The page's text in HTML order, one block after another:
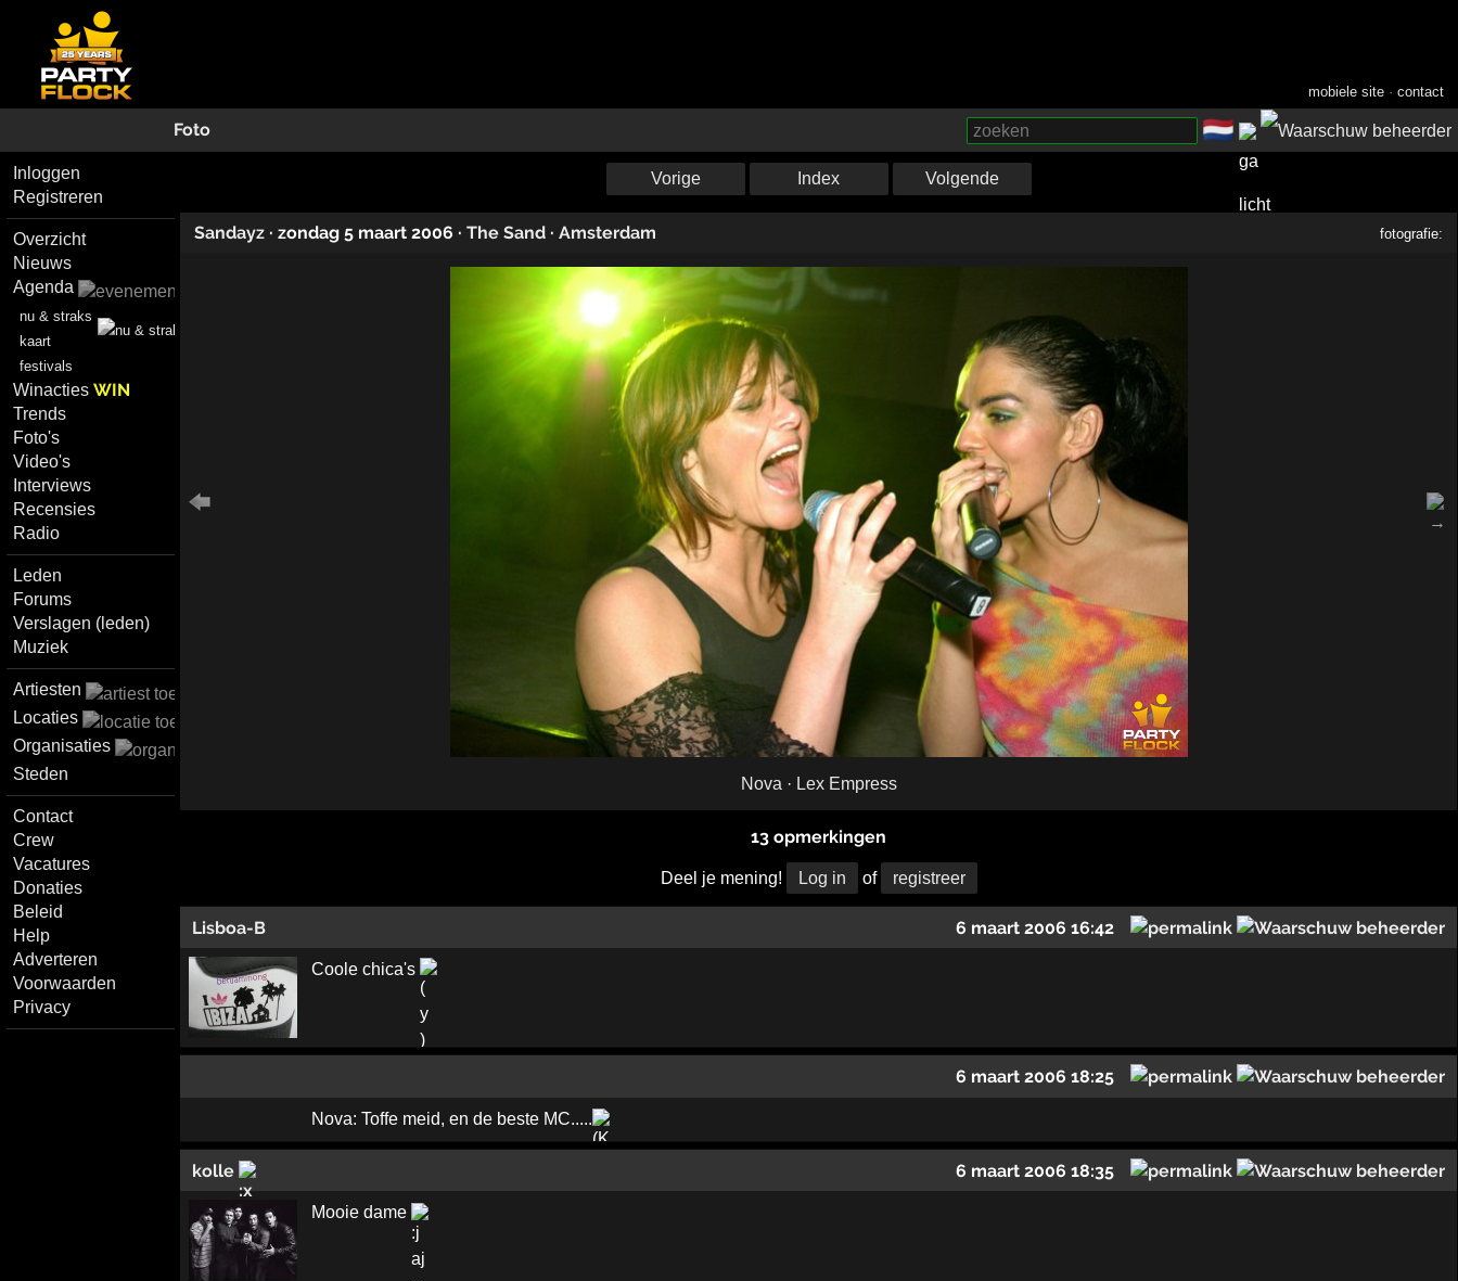
mobiele site ·contact
Foto 🇳🇱
Inloggen
Registreren
Overzicht
Nieuws
Agenda
nu & straks
kaart
festivals
WinactiesWIN
Trends
Foto's
Video's
Interviews
Recensies
Radio
Leden
Forums
Verslagen (leden)
Muziek
Artiesten
Locaties
Organisaties
Steden
Contact
Crew
Vacatures
Donaties
Beleid
Help
Adverteren
Voorwaarden
Privacy
Vorige Index Volgende
Sandayz · zondag 5 maart 2006 · The Sand · Amsterdam fotografie:
Nova · Lex Empress
13 opmerkingen
Deel je mening! Log in of registreer
Lisboa-B 6 maart 2006 16:42
Coole chica's
6 maart 2006 18:25
Nova: Toffe meid, en de beste MC.....
kolle 6 maart 2006 18:35
Mooie dame